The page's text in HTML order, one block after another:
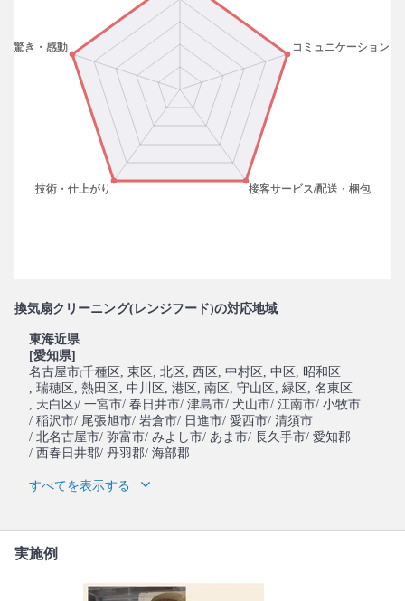
換気扇クリーニング(レンジフード)の対応地域
東海近県
[愛知県]
名古屋市(千種区 , 東区 , 北区 , 西区 , 中村区 , 中区 , 昭和区
, 瑞穂区 , 熱田区 , 中川区 , 港区 , 南区 , 守山区 , 緑区 , 名東区
, 天白区)/ 一宮市/ 春日井市/ 津島市/ 犬山市/ 江南市/ 小牧市
/ 稲沢市/ 尾張旭市/ 岩倉市/ 日進市/ 愛西市/ 清須市
/ 北名古屋市/ 弥富市/ みよし市/ あま市/ 長久手市/ 愛知郡
/ 西春日井郡/ 丹羽郡/ 海部郡
すべてを表示する
実施例